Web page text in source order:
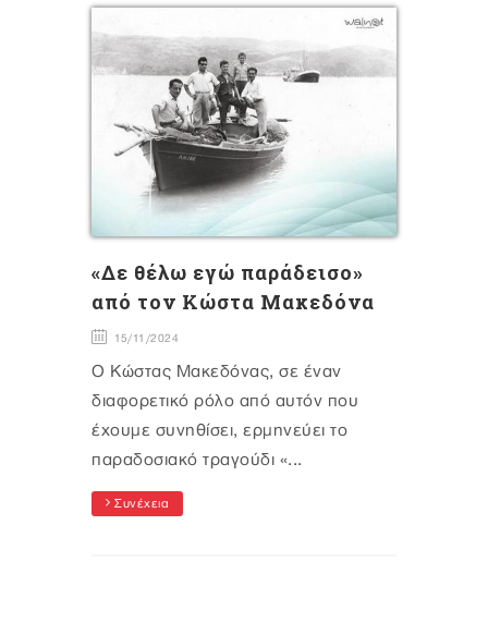
«Δε θέλω εγώ παράδεισο»
από τον Κώστα Μακεδόνα
15/11/2024
Ο Κώστας Μακεδόνας, σε έναν
διαφορετικό ρόλο από αυτόν που
έχουμε συνηθίσει, ερμηνεύει το
παραδοσιακό τραγούδι «...
Συνέχεια